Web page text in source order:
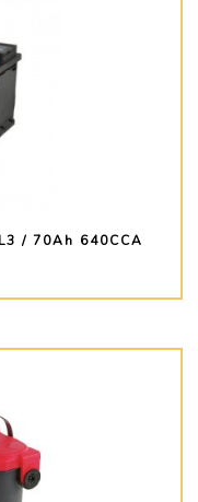
/ 70Ah 640CCA